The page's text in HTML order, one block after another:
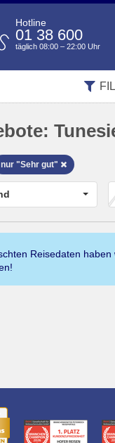
Hotline
01 38 600
täglich 08:00 – 22:00 Uhr
nur "Sehr gut"
Reisedaten haben